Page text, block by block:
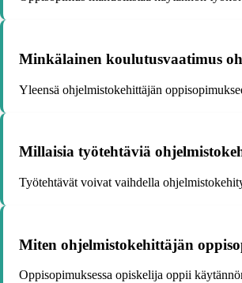
Minkälainen koulutusvaatimus
Yleensä ohjelmistokehittäjän
Millaisia työtehtäviä
Työtehtävät voivat vaihdella
Miten ohjelmistokehittäjän
Oppisopimuksessa opiskelija oppii